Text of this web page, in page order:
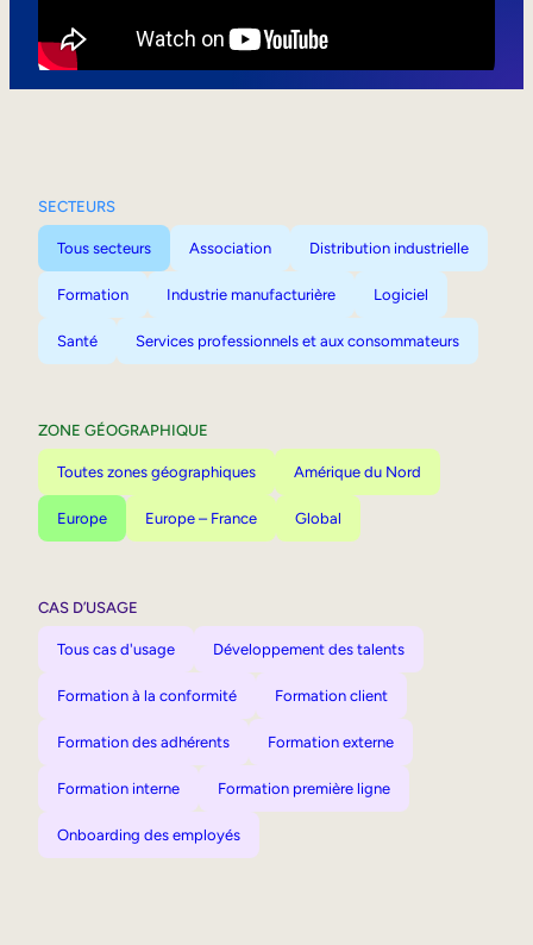
SECTEURS
Tous secteurs Association Distribution industrielle
Formation Industrie manufacturière Logiciel
Santé Services professionnels et aux consommateurs
ZONE GÉOGRAPHIQUE
Toutes zones géographiques Amérique du Nord
Europe Europe – France Global
CAS D’USAGE
Tous cas d'usage Développement des talents
Formation à la conformité Formation client
Formation des adhérents Formation externe
Formation interne Formation première ligne
Onboarding des employés